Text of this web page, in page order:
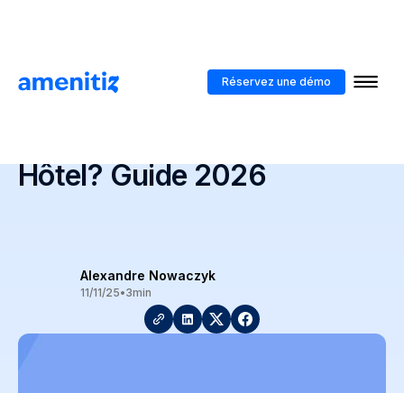
Réservez une démo
Hôtel? Guide 2026
Alexandre Nowaczyk
11/11/25•3min